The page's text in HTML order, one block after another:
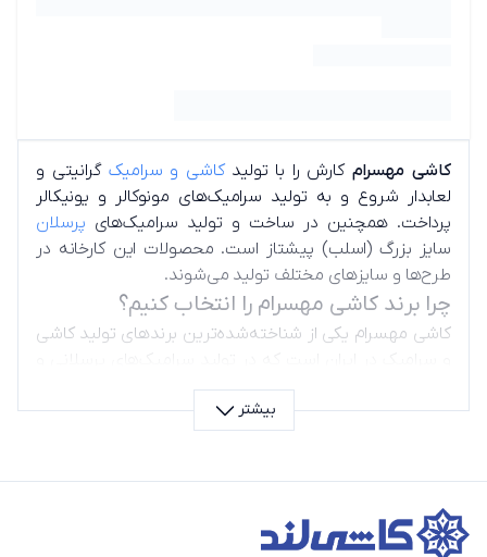
بیشتر
کاشی مهسرام کارش را با تولیدکاشی و سرامیک گرانیتی و
لعابدار شروع و به تولید سرامیک‌های مونوکالر و یونیکالر
پرداخت. همچنین در ساخت و تولید سرامیک‌های پرسلان
سایز بزرگ (اسلب) پیشتاز است. محصولات این کارخانه در
طرح‌ها و سایزهای مختلف تولید می‌شوند.
چرا برند کاشی مهسرام را انتخاب کنیم؟
کاشی مهسرام یکی از شناخته‌شده‌ترین برندهای تولید کاشی
اسلب و محصولات یونیکالر تخصص دارد. اگر قصد خرید
کاشی بادوام، مدرن و کیفیت بالای لعاب دارید، محصولات
برای تصمیم‌گیری بهتر، ابتدا مشخص کنید کاشی را برای چه
فضایی نیاز دارید.کاشی سرویس بهداشتی و حمام